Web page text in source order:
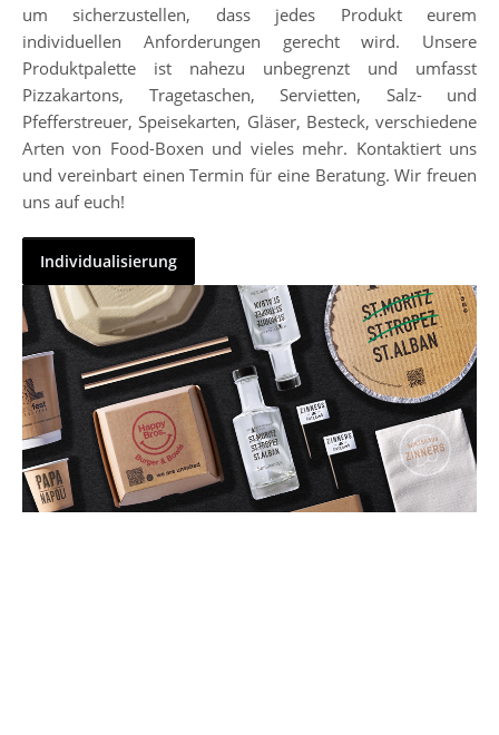
um sicherzustellen, dass jedes Produkt eurem
individuellen Anforderungen gerecht wird. Unsere
Produktpalette ist nahezu unbegrenzt und umfasst
Pizzakartons, Tragetaschen, Servietten, Salz- und
Pfefferstreuer, Speisekarten, Gläser, Besteck, verschiedene
Arten von Food-Boxen und vieles mehr. Kontaktiert uns
und vereinbart einen Termin für eine Beratung. Wir freuen
uns auf euch!
Individualisierung